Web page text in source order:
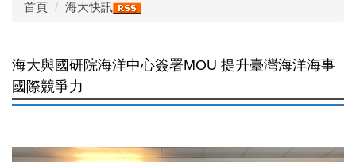
首頁 海大快訊
海大與國研院海洋中心簽署MOU 提升臺灣海洋海事
國際競爭力